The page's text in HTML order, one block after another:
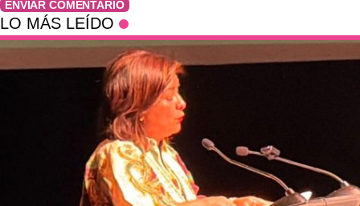
ENVIAR COMENTARIO
LO MÁS LEÍDO